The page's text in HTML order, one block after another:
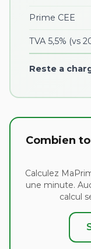
Prime CEE
TVA 5,5% (vs
Reste a
Combien
Calculez
une minute.
calcul